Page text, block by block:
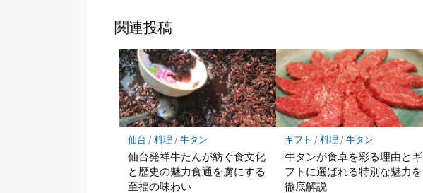
関連投稿
仙台 /料理/牛タン
仙台発祥牛たんが紡ぐ食文化
と歴史の魅力食通を虜にする
至福の味わい
ギフト /料理/牛タン
牛タンが食卓を彩る理由とギ
フトに選ばれる特別な魅力を
徹底解説